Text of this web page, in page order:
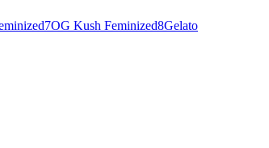
7OG Kush Feminized8Gelato